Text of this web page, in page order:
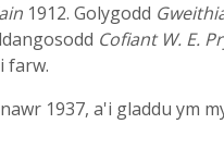
1912. Golygodd
Cofiant W. E.
farw.
1937, a'i gladdu ym